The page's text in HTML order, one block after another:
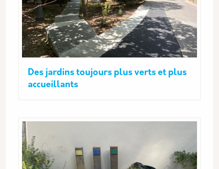
Des jardins toujours plus verts et plus
accueillants